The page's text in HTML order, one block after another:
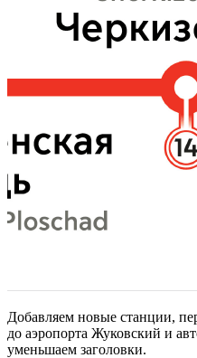
Добавляем новые станции,
до аэропорта Жуковский и
уменьшаем заголовки.